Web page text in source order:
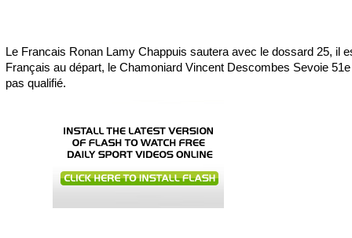
Le Francais Ronan Lamy Chappuis sautera avec le dossard 25, il
Français au départ, le Chamoniard Vincent Descombes Sevoie
pas qualifié.